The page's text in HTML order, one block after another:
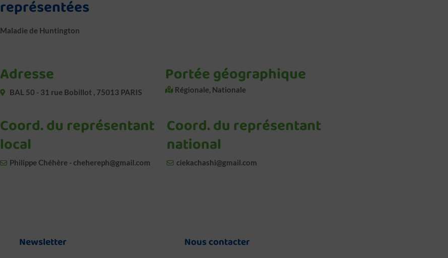
représentées
Maladie de Huntington
Adresse
BAL 50 - 31 rue Bobillot , 75013 PARIS
Portée géographique
Régionale, Nationale
Coord. du représentant
local
Philippe Chéhère - chehereph@gmail.com
Coord. du représentant
national
ciekachashi@gmail.com
Newsletter Nous contacter